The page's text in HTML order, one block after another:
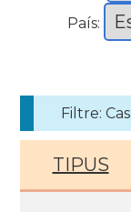
País:
Filtre:
TIPUS